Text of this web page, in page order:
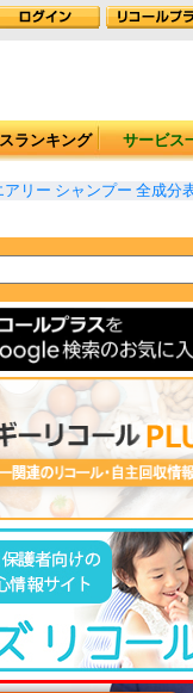
ランキング サービス
リー シャンプー 全成分表